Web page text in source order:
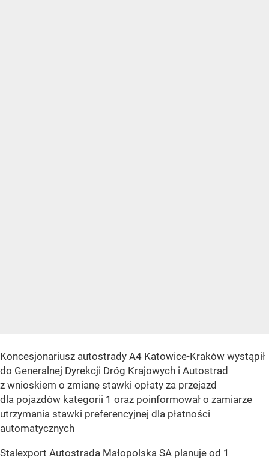
Koncesjonariusz autostrady A4 Katowice-Kraków wystąpił
do Generalnej Dyrekcji Dróg Krajowych i Autostrad
z wnioskiem o zmianę stawki opłaty za przejazd
dla pojazdów kategorii 1 oraz poinformował o zamiarze
utrzymania stawki preferencyjnej dla płatności
automatycznych
Stalexport Autostrada Małopolska SA planuje od 1